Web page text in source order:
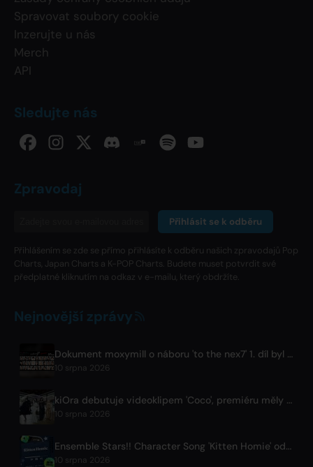
Spravovat soubory cookie
Inzerujte u nás
Merch
API
Sledujte nás
Zpravodaj
Přihlásit se k odběru
Přihlášením se zde se přímo přihlásíte k odběru našich zpravodajů Pop
Charts, Japan Charts a K-POP Charts. Budete muset potvrdit své
předplatné kliknutím na odkaz v e-mailu, který obdržíte.
Nejnovější zprávy
Dokument moxymill o náboru 'to the nex7' 1. díl byl zveřejněn
10 srpna 2026
kiOra debutuje videoklipem 'Coco', premiéru měly na festivalu HEAD IN THE CLOUDS LA
10 srpna 2026
Ensemble Stars!! Character Song 'Kitten Homie' od Ritsua Sakumy je nyní k dispozici po celém světě
10 srpna 2026